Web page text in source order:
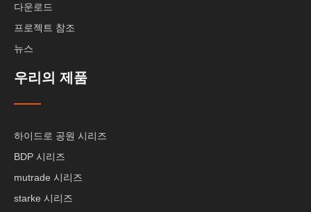
다운로드
프로젝트 참조
뉴스
우리의 제품
하이드로 공원 시리즈
BDP 시리즈
mutrade 시리즈
starke 시리즈